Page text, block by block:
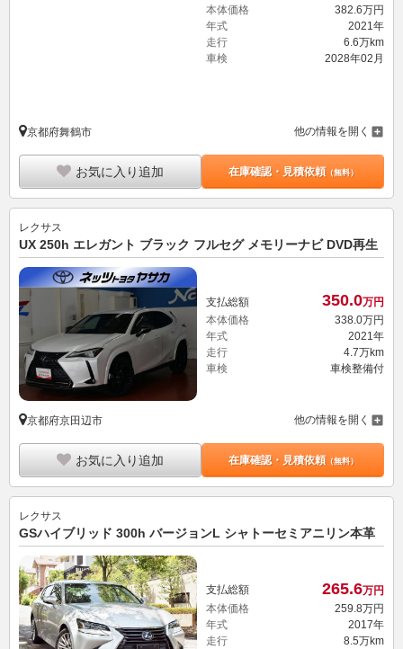
本体価格
382. 6万円
年式
2021年
走行
6.6万km
車検
2028年02月
京都府舞鶴市 他の情報を開く
お気に入り追加 在庫確認・見積依頼（無料）
レクサス
UX 250h エレガント ブラック フルセグ メモリーナビ DVD再生
支払総額 350.0万円
本体価格
338.0万円
年式
2021年
走行
4.7万km
車検
車検整備付
京都府京田辺市 他の情報を開く
お気に入り追加 在庫確認・見積依頼（無料）
レクサス
GSハイブリッド 300h バージョンL シャトーセミアニリン本革
支払総額 265.6万円
本体価格
259. 8万円
年式
2017年
走行
8.5万km